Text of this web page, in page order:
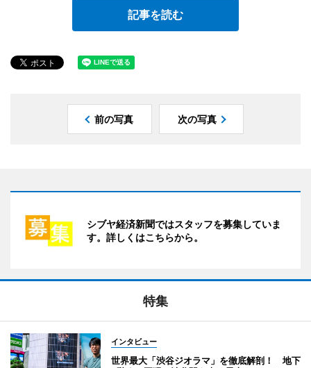
記事を読む
前の写真 次の写真
シブヤ経済新聞ではスタッフを募集していま
す。詳しくはこちらから。
特集
インタビュー
世界最大「渋谷ジオラマ」を徹底解剖！ 地下